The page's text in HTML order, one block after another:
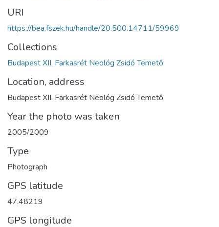
URI
https://bea.fszek.hu/handle/20.500.14711/59969
Collections
Budapest XII, Farkasrét Neológ Zsidó Temető
Location, address
Budapest XII. Farkasrét Neológ Zsidó Temető
Year the photo was taken
2005/2009
Type
Photograph
GPS latitude
47.48219
GPS longitude